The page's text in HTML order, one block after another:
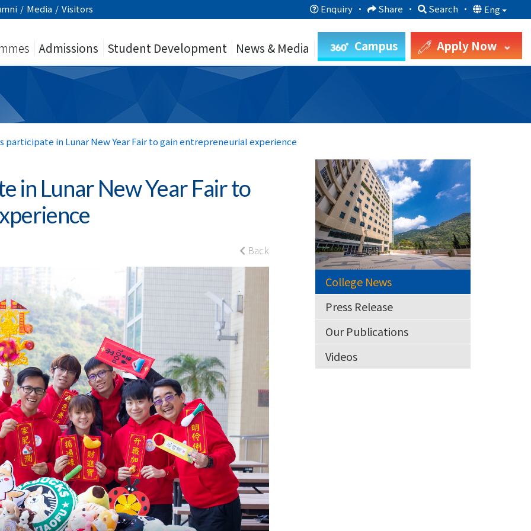
/ Media / Visitors Enquiry · Share · Search · Eng
Admissions Student Development News & Media Campus Apply Now
participate in Lunar New Year Fair to gain entrepreneurial experience
in Lunar New Year Fair to
Back
College News
Press Release
Our Publications
Videos